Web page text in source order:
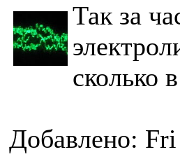
Так за
сколько
Добавлено: